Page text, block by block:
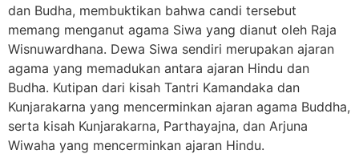
dan Budha, membuktikan bahwa candi tersebut
memang menganut agama Siwa yang dianut oleh Raja
Wisnuwardhana. Dewa Siwa sendiri merupakan ajaran
agama yang memadukan antara ajaran Hindu dan
Budha. Kutipan dari kisah Tantri Kamandaka dan
Kunjarakarna yang mencerminkan ajaran agama Buddha,
serta kisah Kunjarakarna, Parthayajna, dan Arjuna
Wiwaha yang mencerminkan ajaran Hindu.